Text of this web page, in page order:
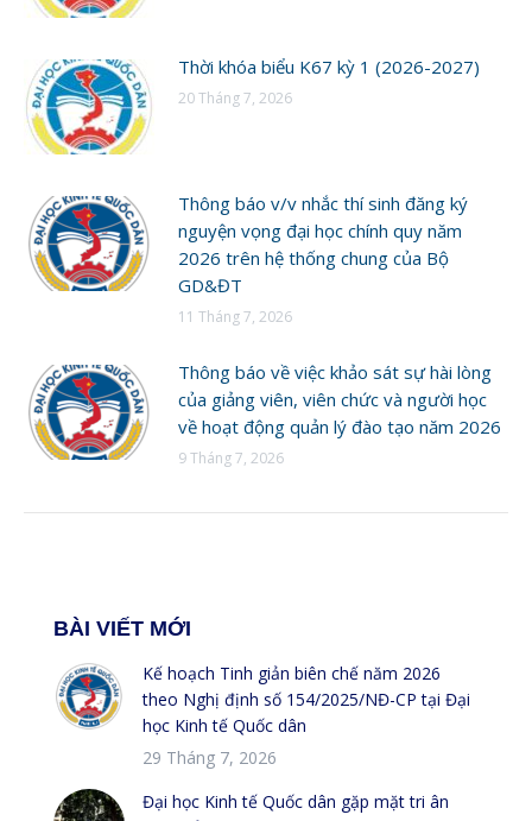
Thời khóa biểu K67 kỳ 1 (2026-2027)
20 Tháng 7, 2026
Thông báo v/v nhắc thí sinh đăng ký
nguyện vọng đại học chính quy năm
2026 trên hệ thống chung của Bộ
GD&ĐT
11 Tháng 7, 2026
Thông báo về việc khảo sát sự hài lòng
của giảng viên, viên chức và người học
về hoạt động quản lý đào tạo năm 2026
9 Tháng 7, 2026
BÀI VIẾT MỚI
Kế hoạch Tinh giản biên chế năm 2026
theo Nghị định số 154/2025/NĐ-CP tại Đại
học Kinh tế Quốc dân
29 Tháng 7, 2026
Đại học Kinh tế Quốc dân gặp mặt tri ân